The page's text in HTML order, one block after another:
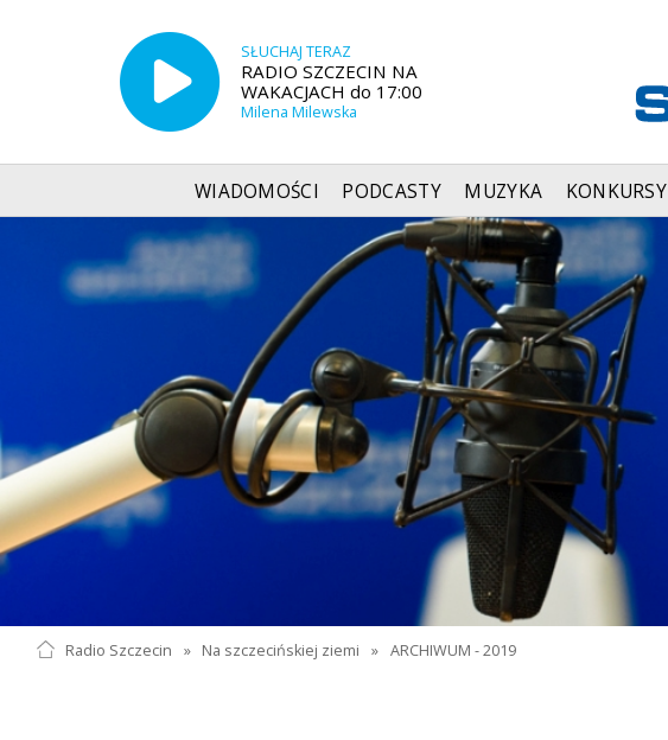
SŁUCHAJ TERAZ
RADIO SZCZECIN NA
WAKACJACH do 17:00
Milena Milewska
WIADOMOŚCI PODCASTY MUZYKA KONKURSY
Radio Szczecin » Na szczecińskiej ziemi » ARCHIWUM - 2019